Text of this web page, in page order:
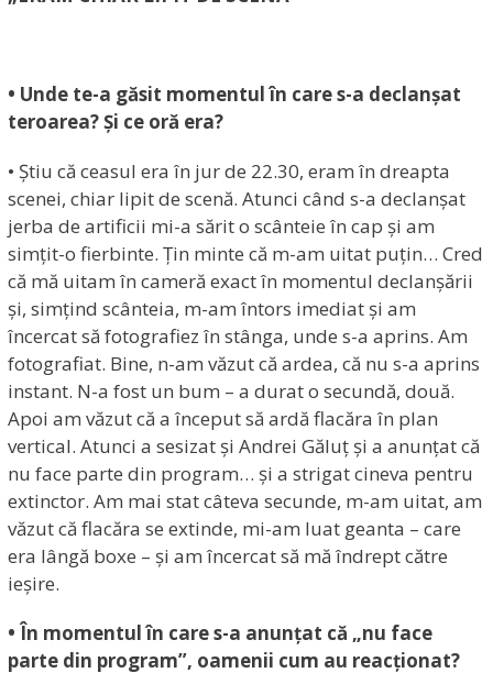
• Unde te-a găsit momentul în care s-a declanșat
teroarea? Și ce oră era?
• Știu că ceasul era în jur de 22.30, eram în dreapta
scenei, chiar lipit de scenă. Atunci când s-a declanșat
jerba de artificii mi-a sărit o scânteie în cap și am
simțit-o fierbinte. Țin minte că m-am uitat puțin… Cred
că mă uitam în cameră exact în momentul declanșării
și, simțind scânteia, m-am întors imediat și am
încercat să fotografiez în stânga, unde s-a aprins. Am
fotografiat. Bine, n-am văzut că ardea, că nu s-a aprins
instant. N-a fost un bum – a durat o secundă, două.
Apoi am văzut că a început să ardă flacăra în plan
vertical. Atunci a sesizat și Andrei Găluț și a anunțat că
nu face parte din program… și a strigat cineva pentru
extinctor. Am mai stat câteva secunde, m-am uitat, am
văzut că flacăra se extinde, mi-am luat geanta – care
era lângă boxe – și am încercat să mă îndrept către
ieșire.
• În momentul în care s-a anunțat că „nu face
parte din program”, oamenii cum au reacționat?